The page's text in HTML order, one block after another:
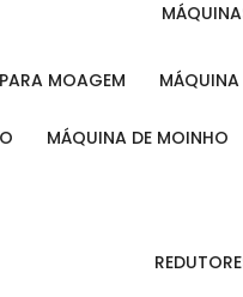
MOAGEM
MÁQUINA DE MOINHO